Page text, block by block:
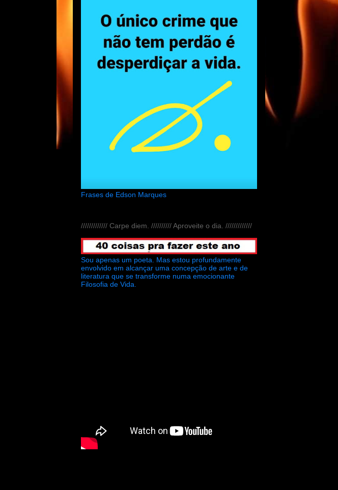
Frases de Edson Marques
///////////// Carpe diem. ////////// Aproveite o dia. /////////////
Sou apenas um poeta. Mas estou profundamente
envolvido em alcançar uma concepção de arte e de
literatura que se transforme numa emocionante
Filosofia de Vida.